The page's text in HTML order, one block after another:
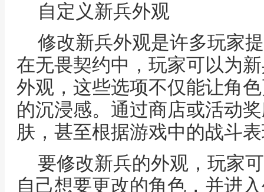
自定义新兵外观
修改新兵外观是许多玩家
在无畏契约中，玩家可以为
外观，这些选项不仅能让角
的沉浸感。通过商店或活动
肤，甚至根据游戏中的战斗
要修改新兵的外观，玩家
自己想要更改的角色，并进